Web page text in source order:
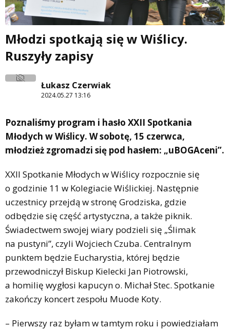
Młodzi spotkają się w Wiślicy.
Ruszyły zapisy
Łukasz Czerwiak
2024.05.27 13:16
Poznaliśmy program i hasło XXII Spotkania
Młodych w Wiślicy. W sobotę, 15 czerwca,
młodzież zgromadzi się pod hasłem: „uBOGAceni”.
XXII Spotkanie Młodych w Wiślicy rozpocznie się
o godzinie 11 w Kolegiacie Wiślickiej. Następnie
uczestnicy przejdą w stronę Grodziska, gdzie
odbędzie się część artystyczna, a także piknik.
Świadectwem swojej wiary podzieli się „Ślimak
na pustyni”, czyli Wojciech Czuba. Centralnym
punktem będzie Eucharystia, której będzie
przewodniczył Biskup Kielecki Jan Piotrowski,
a homilię wygłosi kapucyn o. Michał Stec. Spotkanie
zakończy koncert zespołu Muode Koty.
– Pierwszy raz byłam w tamtym roku i powiedziałam